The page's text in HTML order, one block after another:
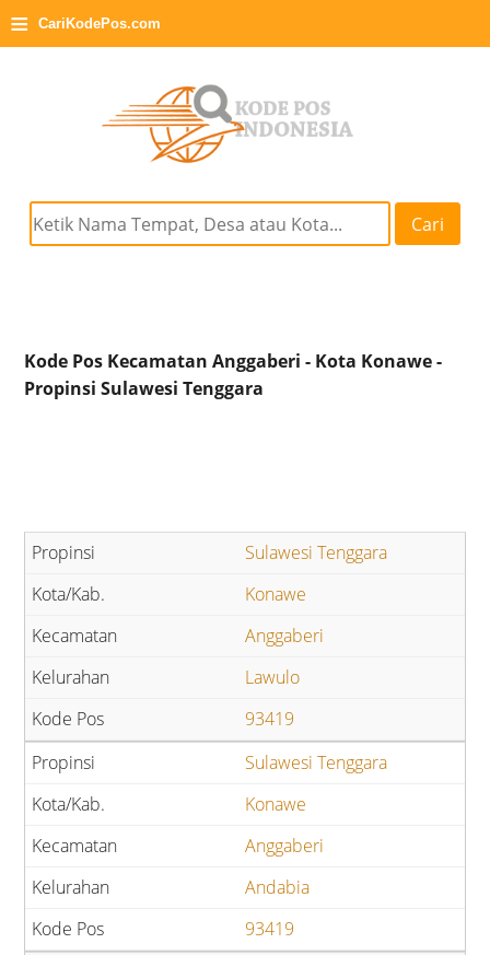
≡ CariKodePos.com
Cari
Kode Pos Kecamatan Anggaberi - Kota Konawe -
Propinsi Sulawesi Tenggara
Sulawesi Tenggara
Konawe
Anggaberi
Lawulo
93419
Sulawesi Tenggara
Konawe
Anggaberi
Andabia
93419